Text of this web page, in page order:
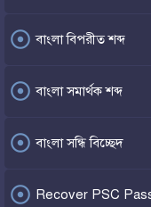
 বাংলা বিপরীত শব্দ
 বাংলা সমার্থক শব্দ
 বাংলা সন্ধি বিচ্ছেদ
 Recover PSC